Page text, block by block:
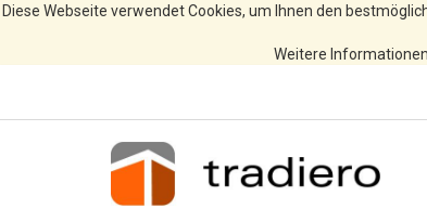
Diese Webseite verwendet Cookies, um Ihnen den
Weitere